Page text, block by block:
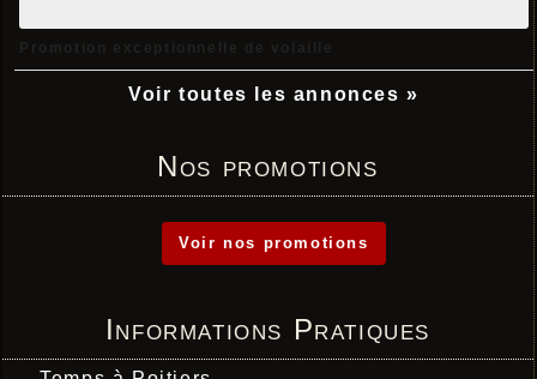
Voir toutes les annonces »
Nos promotions
Voir nos promotions
Informations Pratiques